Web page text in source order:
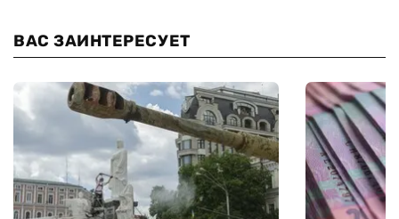
ВАС ЗАИНТЕРЕСУЕТ